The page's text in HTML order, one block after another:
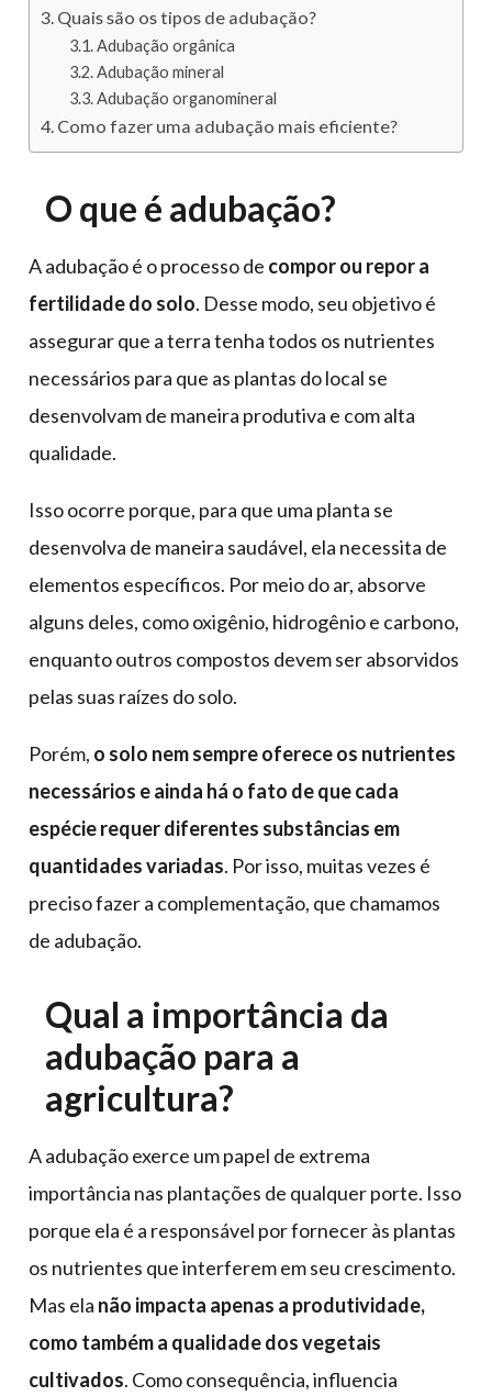
Quais são os tipos de adubação?
Adubação orgânica
Adubação mineral
Adubação organomineral
Como fazer uma adubação mais eficiente?
O que é adubação?
A adubação é o processo de compor ou repor a
fertilidade do solo. Desse modo, seu objetivo é
assegurar que a terra tenha todos os nutrientes
necessários para que as plantas do local se
desenvolvam de maneira produtiva e com alta
qualidade.
Isso ocorre porque, para que uma planta se
desenvolva de maneira saudável, ela necessita de
elementos específicos. Por meio do ar, absorve
alguns deles, como oxigênio, hidrogênio e carbono,
enquanto outros compostos devem ser absorvidos
pelas suas raízes do solo.
Porém, o solo nem sempre oferece os nutrientes
necessários e ainda há o fato de que cada
espécie requer diferentes substâncias em
quantidades variadas. Por isso, muitas vezes é
preciso fazer a complementação, que chamamos
de adubação.
Qual a importância da
adubação para a
agricultura?
A adubação exerce um papel de extrema
importância nas plantações de qualquer porte. Isso
porque ela é a responsável por fornecer às plantas
os nutrientes que interferem em seu crescimento.
Mas ela não impacta apenas a produtividade,
como também a qualidade dos vegetais
cultivados. Como consequência, influencia